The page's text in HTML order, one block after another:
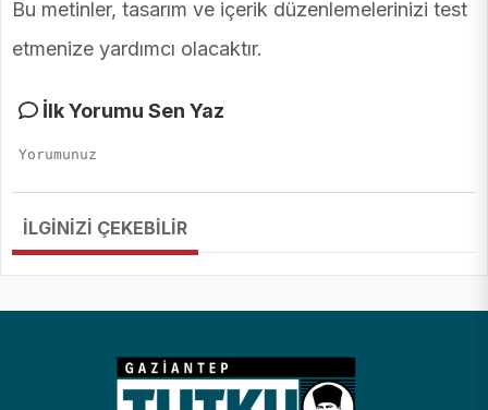
Bu metinler, tasarım ve içerik düzenlemelerinizi test
etmenize yardımcı olacaktır.
İlk Yorumu Sen Yaz
İLGİNİZİ ÇEKEBİLİR